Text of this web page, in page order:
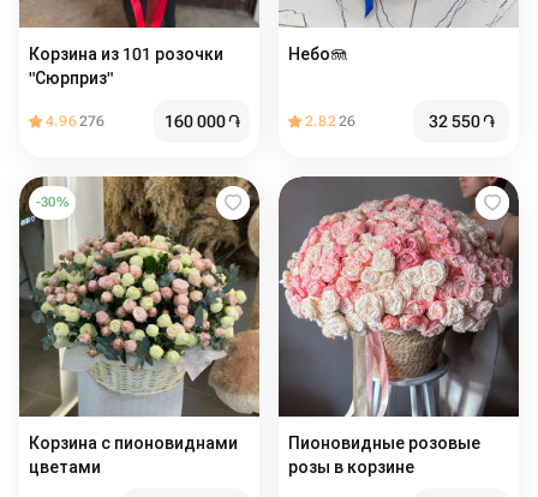
Корзина из 101 розочки
"Сюрприз"
4.96276 160 000֏
Небо🪼
2.8226 32 550֏
-30%
Корзина с пионовиднами
цветами
Пионовидные розовые
розы в корзине